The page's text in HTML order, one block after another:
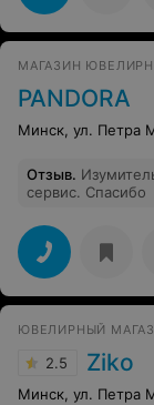
объясните
увеличилась
МАГАЗИН
PANDORA
Минск, ул. Петра
Отзыв.
сервис. Спасибо
ЮВЕЛИРНЫЙ
2.5 Ziko
Минск, ул. Петра